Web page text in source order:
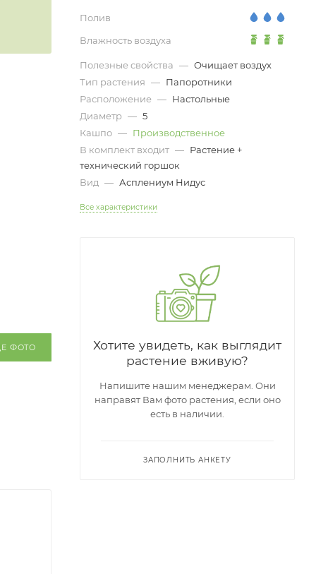
ФОТО
Полив
Влажность воздуха
Полезные свойства — Очищает воздух
Тип растения — Папоротники
Расположение — Настольные
Диаметр — 5
Кашпо — Производственное
В комплект входит — Растение +
технический горшок
Вид — Асплениум Нидус
Все характеристики
Хотите увидеть, как выглядит
растение вживую?
Напишите нашим менеджерам. Они
направят Вам фото растения, если оно
есть в наличии.
ЗАПОЛНИТЬ АНКЕТУ